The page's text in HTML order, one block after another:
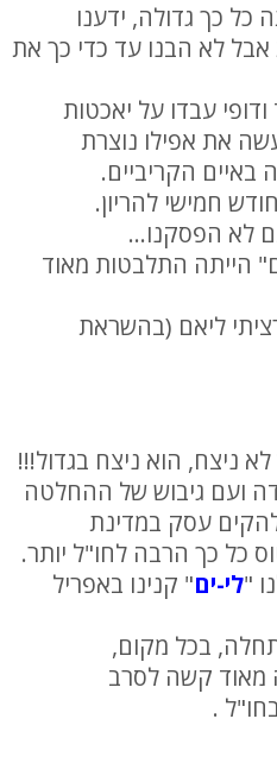
כל כך גדולה, ידענו
לא הבנו עד כדי כך את
עבדו על יאכטות
את אפילו נוצרת
הקריביים.
חמישי להריון.
לא הפסקנו…
הייתה התלבטות מאוד
ליאם (בהשראת
ניצח, הוא ניצח בגדול!!!
ועם גיבוש של ההחלטה
להקים עסק במדינת
כל כך הרבה לחו"ל יותר.
"לי-ים" קנינו באפריל
בכל מקום,
מאוד קשה לסרב
.